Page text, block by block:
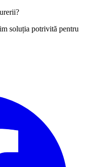
soluția potrivită pentru